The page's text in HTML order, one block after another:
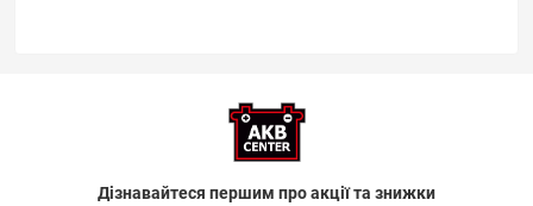
Дізнавайтеся першим про акції та знижки